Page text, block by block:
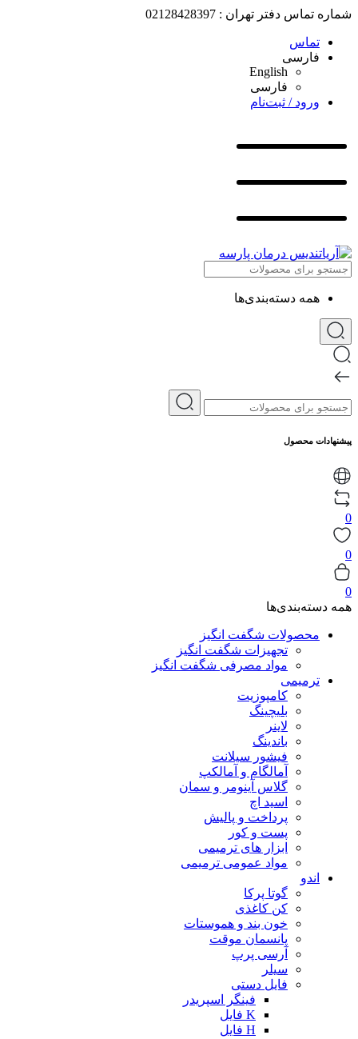
شماره تماس دفتر تهران : 02128428397
تماس
فارسی
English
فارسی
ورود / ثبت‌نام
همه دسته‌بندی‌ها
پیشنهادات محصول
0
0
0
همه دسته‌بندی‌ها
محصولات شگفت انگیز
تجهیزات شگفت انگیز
مواد مصرفی شگفت انگیز
ترمیمی
کامپوزیت
بلیچینگ
لاینر
باندینگ
فیشور سیلانت
آمالگام و آمالکپ
گلاس آینومر و سمان
اسید اچ
پرداخت و پالیش
پست و کور
ابزار های ترمیمی
مواد عمومی ترمیمی
اندو
گوتا پرکا
کن کاغذی
خون بند و هموستات
پانسمان موقت
آرسی پرپ
سیلر
فایل دستی
فینگر اسپریدر
K فایل
H فایل